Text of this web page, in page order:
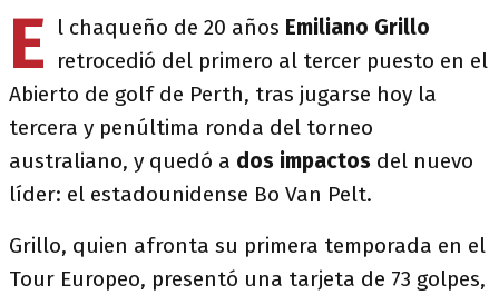
E l chaqueño de 20 años Emiliano Grillo
retrocedió del primero al tercer puesto en el
Abierto de golf de Perth, tras jugarse hoy la
tercera y penúltima ronda del torneo
australiano, y quedó a dos impactos del nuevo
líder: el estadounidense Bo Van Pelt.
Grillo, quien afronta su primera temporada en el
Tour Europeo, presentó una tarjeta de 73 golpes,